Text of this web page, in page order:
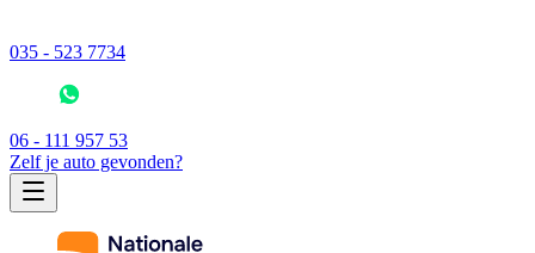
035 - 523 7734
06 - 111 957 53
Zelf je auto gevonden?